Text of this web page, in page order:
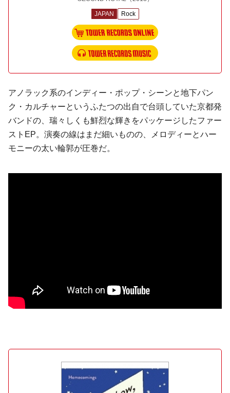
JAPAN Rock
アノラック系のインディー・ポップ・シーンと地下パン
ク・カルチャーというふたつの出自で台頭していた京都発
バンドの、瑞々しくも鮮烈な輝きをパッケージしたファー
ストEP。演奏の線はまだ細いものの、メロディーとハー
モニーの太い輪郭が圧巻だ。